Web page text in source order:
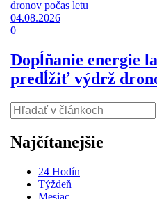
04.08.2026
0
Dopĺňanie energie
predĺžiť výdrž
Najčítanejšie
24 Hodín
Týždeň
Mesiac